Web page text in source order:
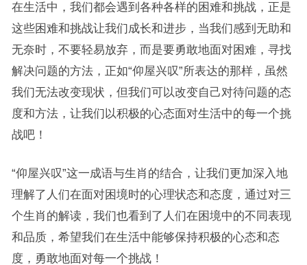
在生活中，我们都会遇到各种各样的困难和挑战，正是
这些困难和挑战让我们成长和进步，当我们感到无助和
无奈时，不要轻易放弃，而是要勇敢地面对困难，寻找
解决问题的方法，正如“仰屋兴叹”所表达的那样，虽然
我们无法改变现状，但我们可以改变自己对待问题的态
度和方法，让我们以积极的心态面对生活中的每一个挑
战吧！
“仰屋兴叹”这一成语与生肖的结合，让我们更加深入地
理解了人们在面对困境时的心理状态和态度，通过对三
个生肖的解读，我们也看到了人们在困境中的不同表现
和品质，希望我们在生活中能够保持积极的心态和态
度，勇敢地面对每一个挑战！